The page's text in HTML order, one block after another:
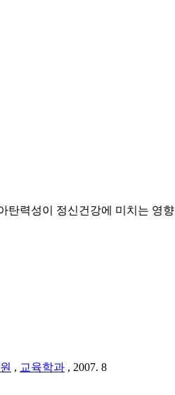
탄력성이 정신건강에 미치는 영향
, 교육학과 , 2007. 8